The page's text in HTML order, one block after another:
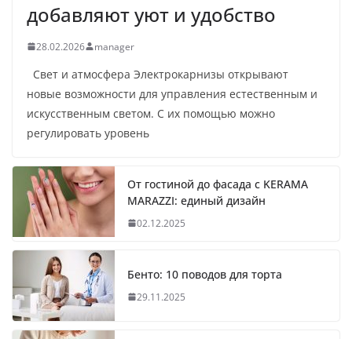
добавляют уют и удобство
28.02.2026 manager
Свет и атмосфера Электрокарнизы открывают
новые возможности для управления естественным и
искусственным светом. С их помощью можно
регулировать уровень
От гостиной до фасада с KERAMA
MARAZZI: единый дизайн
02.12.2025
Бенто: 10 поводов для торта
29.11.2025